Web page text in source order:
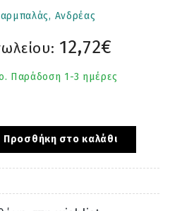
Ανδρέας
12,72€
Παράδοση 1-3 ημέρες
Προσθήκη στο καλάθι